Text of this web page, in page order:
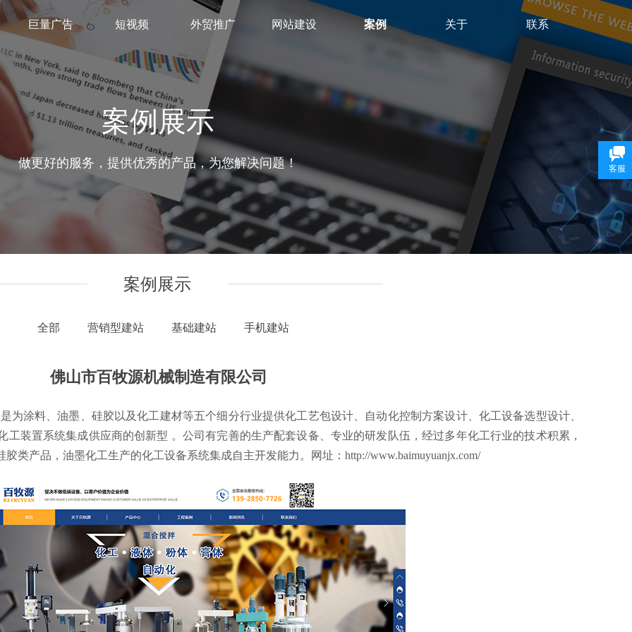
巨量广告 短视频 外贸推广 网站建设 案例 关于 联系
案例展示
做更好的服务，提供优秀的产品，为您解决问题！
案例展示
全部 营销型建站 基础建站 手机建站
佛山市百牧源机械制造有限公司
为涂料、油墨、硅胶以及化工建材等五个细分行业提供化工艺包设计、自动化控制方案设计、化工设备选型设计、
装置系统集成供应商的创新型 。公司有完善的生产配套设备、专业的研发队伍，经过多年化工行业的技术积累，
类产品，油墨化工生产的化工设备系统集成自主开发能力。网址： http://www.baimuyuanjx.com/
客服